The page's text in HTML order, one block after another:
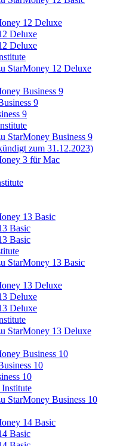
12 Deluxe
Deluxe
Deluxe
StarMoney 12 Deluxe
Business 9
9
9
StarMoney Business 9
zum 31.12.2023)
3 für Mac
13 Basic
Basic
Basic
StarMoney 13 Basic
13 Deluxe
Deluxe
Deluxe
StarMoney 13 Deluxe
Business 10
10
10
StarMoney Business 10
14 Basic
Basic